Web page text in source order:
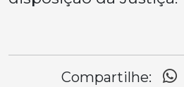
Compartilhe: